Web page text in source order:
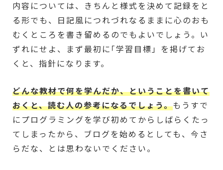
内容については、きちんと様式を決めて記録をと
る形でも、日記風につれづれなるままに心のおも
むくところを書き留めるのでもよいでしょう。い
ずれにせよ、まず最初に｢学習目標」を掲げてお
くと、指針になります。
どんな教材で何を学んだか、ということを書いて
おくと、読む人の参考になるでしょう。もうすで
にプログラミングを学び初めてからしばらくたっ
てしまったから、ブログを始めるとしても、今さ
らだな、とは思わないでください。